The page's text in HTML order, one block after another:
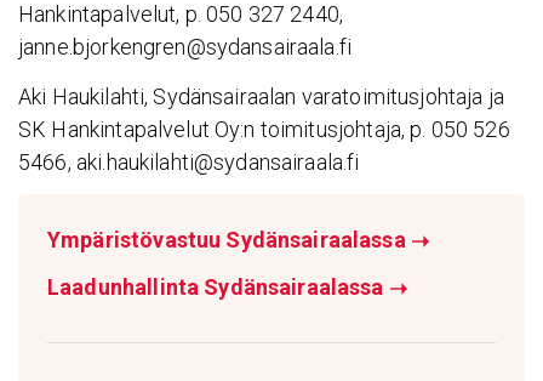
Hankintapalvelut, p. 050 327 2440,
janne.bjorkengren@sydansairaala.fi
Aki Haukilahti, Sydänsairaalan varatoimitusjohtaja ja
SK Hankintapalvelut Oy:n toimitusjohtaja, p. 050 526
5466, aki.haukilahti@sydansairaala.fi
Ympäristövastuu Sydänsairaalassa ➝
Laadunhallinta Sydänsairaalassa ➝